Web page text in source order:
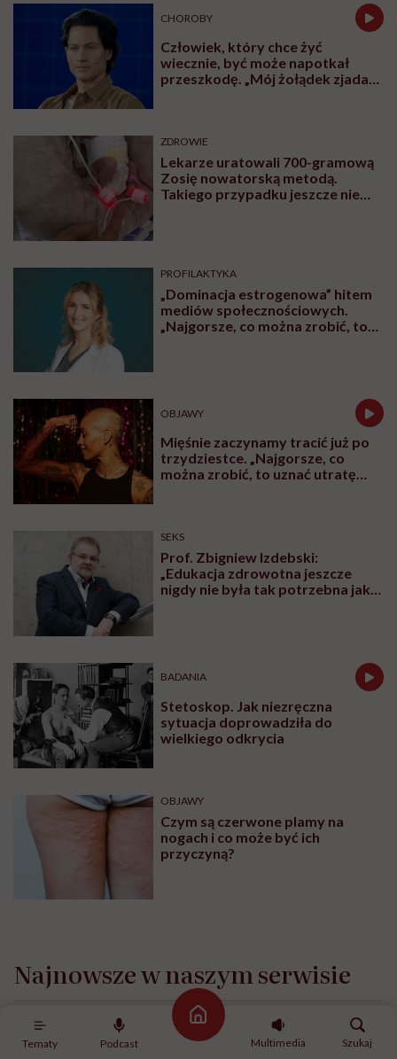
Tematy Podcast
Strona główna
Multimedia
Szukaj
CHOROBY
Człowiek, który chce żyć
wiecznie, być może napotkał
przeszkodę. „Mój żołądek zjada
ZDROWIE
Lekarze uratowali 700-gramową
Zosię nowatorską metodą.
Takiego przypadku jeszcze nie
PROFILAKTYKA
„Dominacja estrogenowa” hitem
mediów społecznościowych.
„Najgorsze, co można zrobić, to
OBJAWY
Mięśnie zaczynamy tracić już po
trzydziestce. „Najgorsze, co
można zrobić, to uznać utratę
SEKS
Prof. Zbigniew Izdebski:
„Edukacja zdrowotna jeszcze
nigdy nie była tak potrzebna jak
BADANIA
Stetoskop. Jak niezręczna
sytuacja doprowadziła do
wielkiego odkrycia
OBJAWY
Czym są czerwone plamy na
nogach i co może być ich
przyczyną?
Najnowsze w naszym serwisie
ZDROWIE PSYCHICZNE
Lista placówek Centrum Zdrowia